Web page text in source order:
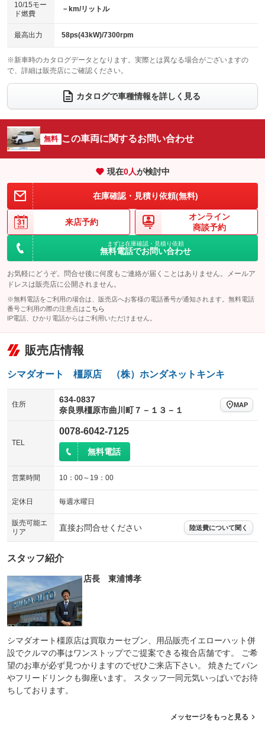
ベンチシート
：装備なし
チップアップシート
：装備なし
電動格納サードシート
：装備なし シートヒーター
：装備なし
ウォークスルー
電動リアゲート フロントカメラ
：装備なし
シートエアコン
：装備なし 全周囲カメラ
：装備なし
サイドカメラ
：装備なし ルーフレール
：装備なし
エアサスペンション ヘッドライトウォッシャー
10/15モー
ド燃費
－km/リットル
最高出力 58ps(43kW)/7300rpm
※新車時のカタログデータとなります。実際とは異なる場合がございますの
で、詳細は販売店にご確認ください。
カタログで車種情報を詳しく見る
無料 この車両に関するお問い合わせ
現在0人が検討中
在庫確認・見積り依頼(無料)
来店予約
オンライン
商談予約
まずは在庫確認・見積り依頼
無料電話でお問い合わせ
お気軽にどうぞ。問合せ後に何度もご連絡が届くことはありません。メールア
ドレスは販売店に公開されません。
※無料電話をご利用の場合は、販売店へお客様の電話番号が通知されます。無料電話
番号ご利用の際の注意点は こちら
IP電話、ひかり電話からはご利用いただけません。
販売店情報
シマダオート 橿原店 （株）ホンダネットキンキ
住所
634-0837
奈良県橿原市曲川町７－１３－１
MAP
TEL
0078-6042-7125
無料電話
営業時間 10：00～19：00
定休日 毎週水曜日
販売可能エ
リア
直接お問合せください 陸送費について聞く
スタッフ紹介
店長 東浦博孝
シマダオート橿原店は買取カーセブン、用品販売イエローハット併
設でクルマの事はワンストップでご提案できる複合店舗です。 ご希
望のお車が必ず見つかりますのでぜひご来店下さい。 焼きたてパン
やフリードリンクも御座います。 スタッフ一同元気いっぱいでお待
ちしております。
メッセージをもっと見る